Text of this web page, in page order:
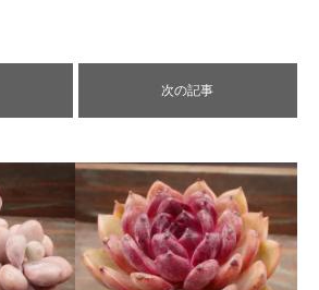
次の記事